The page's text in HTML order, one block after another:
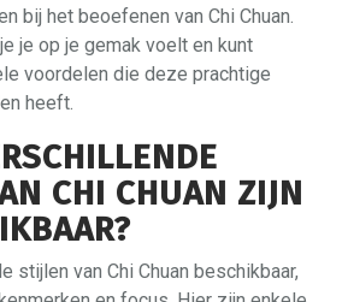
bij het beoefenen van Chi Chuan.
je op je gemak voelt en kunt
voordelen die deze prachtige
heeft.
CHI CHUAN ZIJN
stijlen van Chi Chuan beschikbaar,